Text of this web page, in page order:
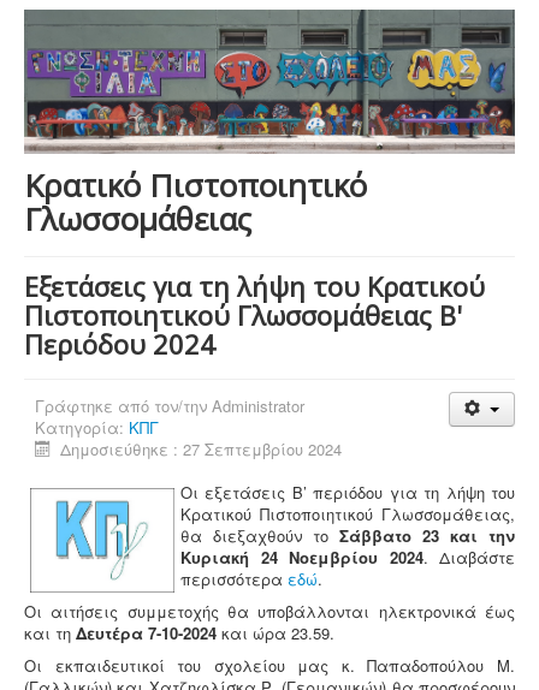
Κρατικό Πιστοποιητικό
Γλωσσομάθειας
Εξετάσεις για τη λήψη του Κρατικού
Πιστοποιητικού Γλωσσομάθειας B'
Περιόδου 2024
Γράφτηκε από τον/την Administrator
Κατηγορία: ΚΠΓ
Δημοσιεύθηκε : 27 Σεπτεμβρίου 2024
Οι εξετάσεις Β’ περιόδου για τη λήψη του
Κρατικού Πιστοποιητικού Γλωσσομάθειας,
θα διεξαχθούν το Σάββατο 23 και την
Κυριακή 24 Νοεμβρίου 2024. Διαβάστε
περισσότερα εδώ.
Οι αιτήσεις συμμετοχής θα υποβάλλονται ηλεκτρονικά έως
και τη Δευτέρα 7-10-2024 και ώρα 23.59.
Οι εκπαιδευτικοί του σχολείου μας κ. Παπαδοπούλου Μ.